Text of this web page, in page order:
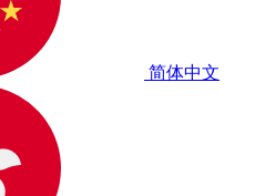
简体中文